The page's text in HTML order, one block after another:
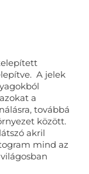
A jelek
a
továbbá
között.
akril
mind az